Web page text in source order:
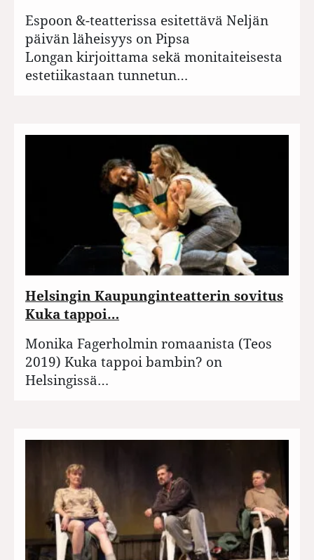
Espoon &-teatterissa esitettävä Neljän
päivän läheisyys on Pipsa
Longan kirjoittama sekä monitaiteisesta
estetiikastaan tunnetun…
Helsingin Kaupunginteatterin sovitus
Kuka tappoi…
Monika Fagerholmin romaanista (Teos
2019) Kuka tappoi bambin? on
Helsingissä…